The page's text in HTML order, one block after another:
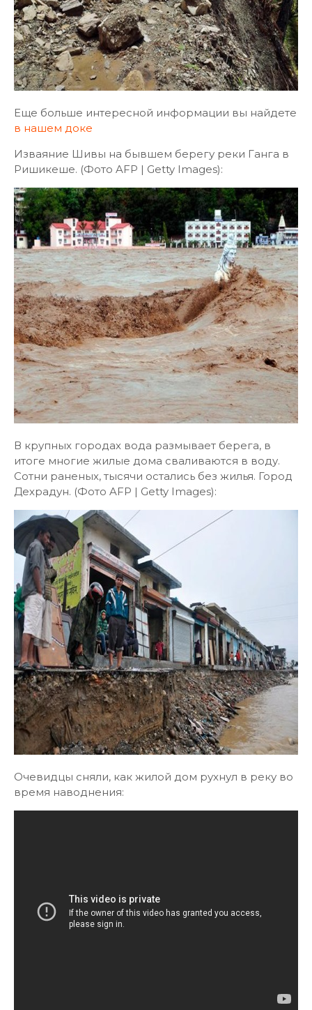
Еще больше интересной информации вы найдете
в нашем доке
Изваяние Шивы на бывшем берегу реки Ганга в
Ришикеше. (Фото AFP | Getty Images):
В крупных городах вода размывает берега, в
итоге многие жилые дома сваливаются в воду.
Сотни раненых, тысячи остались без жилья. Город
Дехрадун. (Фото AFP | Getty Images):
Очевидцы сняли, как жилой дом рухнул в реку во
время наводнения: